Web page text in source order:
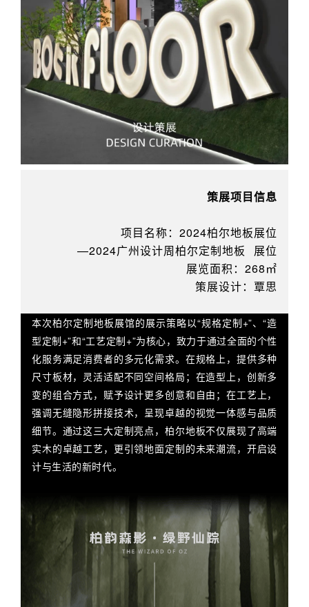
策展项目信息
项目名称：2024柏尔地板展位
—2024广州设计周柏尔定制地板
展位
展览面积：268㎡
策展设计：覃思
本次柏尔定制地板展馆的展示策略以“规格定制+”、“造
型定制+”和“工艺定制+”为核心，致力于通过全面的个性
化服务满足消费者的多元化需求。在规格上，提供多种
尺寸板材，灵活适配不同空间格局；在造型上，创新多
变的组合方式，赋予设计更多创意和自由；在工艺上，
强调无缝隐形拼接技术，呈现卓越的视觉一体感与品质
细节。通过这三大定制亮点，柏尔地板不仅展现了高端
实木的卓越工艺，更引领地面定制的未来潮流，开启设
计与生活的新时代。